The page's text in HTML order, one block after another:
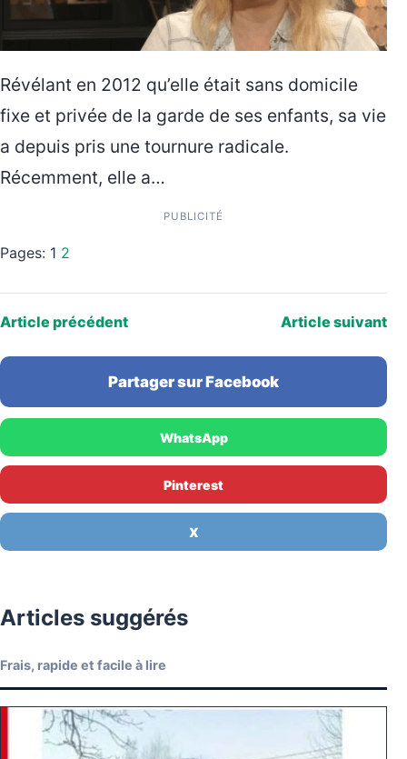
Révélant en 2012 qu’elle était sans domicile
fixe et privée de la garde de ses enfants, sa vie
a depuis pris une tournure radicale.
Récemment, elle a…
PUBLICITÉ
Pages: 1 2
Article précédent Article suivant
Partager sur Facebook
WhatsApp
Pinterest
X
Articles suggérés
Frais, rapide et facile à lire